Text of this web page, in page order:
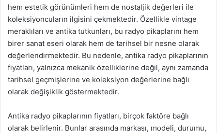
hem estetik görünümleri hem de nostaljik değerleri ile
koleksiyoncuların ilgisini çekmektedir. Özellikle vintage
meraklıları ve antika tutkunları, bu radyo pikaplarını hem
birer sanat eseri olarak hem de tarihsel bir nesne olarak
değerlendirmektedir. Bu nedenle, antika radyo pikaplarının
fiyatları, yalnızca mekanik özelliklerine değil, aynı zamanda
tarihsel geçmişlerine ve koleksiyon değerlerine bağlı
olarak değişiklik göstermektedir.
Antika radyo pikaplarının fiyatları, birçok faktöre bağlı
olarak belirlenir. Bunlar arasında markası, modeli, durumu,